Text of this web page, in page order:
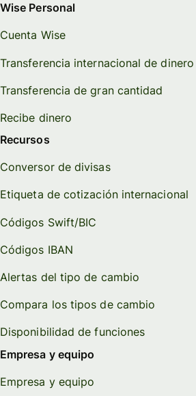
Wise Personal
Cuenta Wise
Transferencia internacional de dinero
Transferencia de gran cantidad
Recibe dinero
Recursos
Conversor de divisas
Etiqueta de cotización internacional
Códigos Swift/BIC
Códigos IBAN
Alertas del tipo de cambio
Compara los tipos de cambio
Disponibilidad de funciones
Empresa y equipo
Empresa y equipo